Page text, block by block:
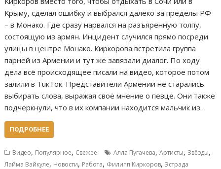
Крыму, сделал ошибку и выбрался далеко за пределы РФ
– в Монако. Где сразу нарвался на разъяренную толпу,
состоящую из армян. Инцидент случился прямо посреди
улицы в центре Монако. Киркорова встретила группа
парней из Армении и тут же завязали диалог. По ходу
дела всё происходящее писали на видео, которое потом
залили в ТuкТок. Представители Армении не старались
выбирать слова, выражая своё мнение о певце. Они также
подчеркнули, что в их компании находится мальчик из…
ПОДРОБНЕЕ
Видео, Популярное, Свежее Алла Пугачева,Артисты, Звёзды,
Лайма Вайкуле, Новости, Работа, Филипп Киркоров,Эстрада